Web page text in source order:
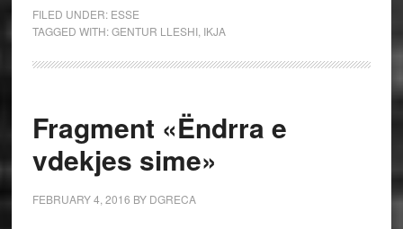
FILED UNDER: ESSE
TAGGED WITH:GENTUR LLESHI, IKJA
Fragment «Ëndrra e
vdekjes sime»
FEBRUARY 4, 2016 BY DGRECA